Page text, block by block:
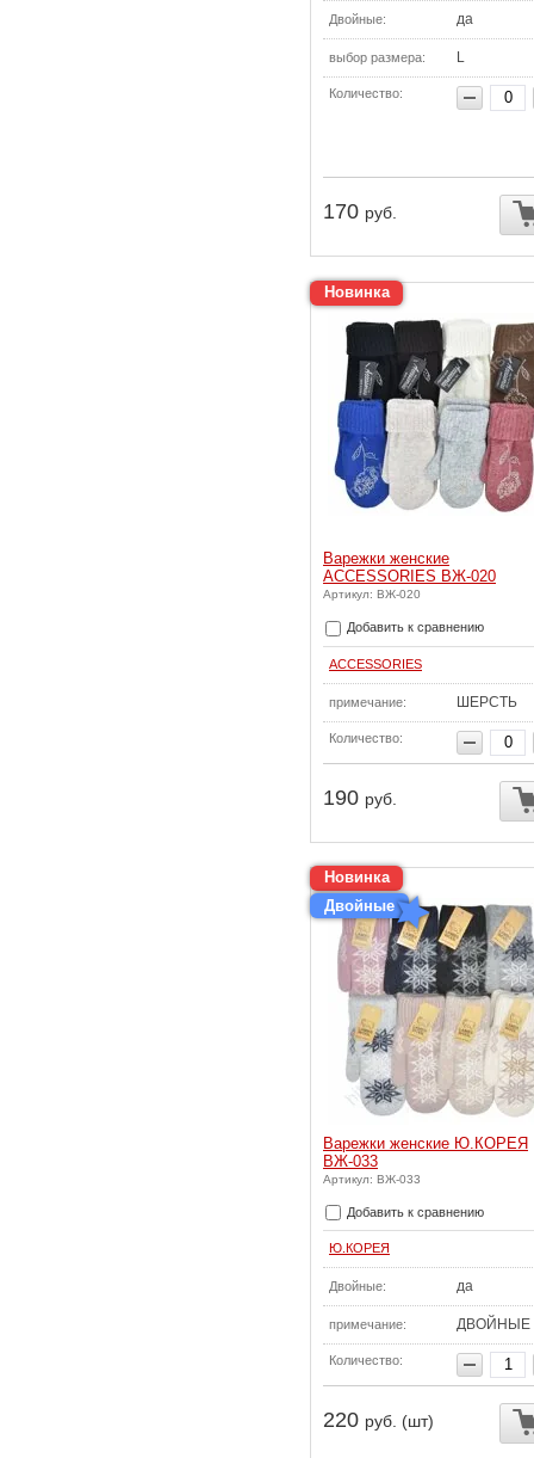
Двойные: да
выбор размера: L
Количество:
170 руб.
Новинка
Варежки женские
ACCESSORIES ВЖ-020
Артикул: ВЖ-020
Добавить к сравнению
ACCESSORIES
примечание: ШЕРСТЬ
Количество:
190 руб.
Новинка
Двойные
Варежки женские Ю.КОРЕЯ
ВЖ-033
Артикул: ВЖ-033
Добавить к сравнению
Ю.КОРЕЯ
Двойные: да
примечание: ДВОЙНЫЕ
Количество:
220 руб. (шт)